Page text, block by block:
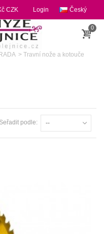
Český
Login
CZK
0
> Travní nože a kotouče
Seřadit podle: --